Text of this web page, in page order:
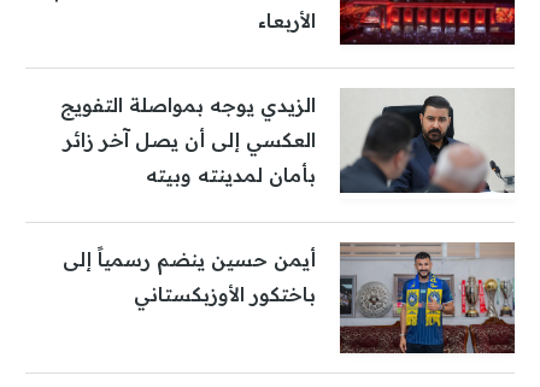
الأربعاء
الزيدي يوجه بمواصلة التفويج
العكسي إلى أن يصل آخر زائر
بأمان لمدينته وبيته
أيمن حسين ينضم رسمياً إلى
باختكور الأوزبكستاني